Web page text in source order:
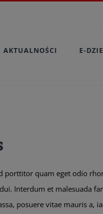
AKTUALNOŚCI E-
porttitor quam eget odio
Interdum et malesuada
posuere vitae mauris a,